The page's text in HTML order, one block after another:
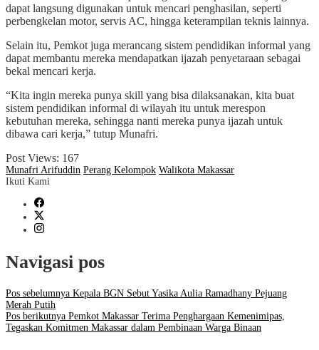
dapat langsung digunakan untuk mencari penghasilan, seperti
perbengkelan motor, servis AC, hingga keterampilan teknis lainnya.
Selain itu, Pemkot juga merancang sistem pendidikan informal yang
dapat membantu mereka mendapatkan ijazah penyetaraan sebagai
bekal mencari kerja.
“Kita ingin mereka punya skill yang bisa dilaksanakan, kita buat
sistem pendidikan informal di wilayah itu untuk merespon
kebutuhan mereka, sehingga nanti mereka punya ijazah untuk
dibawa cari kerja,” tutup Munafri.
Post Views: 167
Munafri Arifuddin Perang Kelompok Walikota Makassar
Ikuti Kami
Navigasi pos
Pos sebelumnya Kepala BGN Sebut Yasika Aulia Ramadhany Pejuang
Merah Putih
Pos berikutnya Pemkot Makassar Terima Penghargaan Kemenimipas,
Tegaskan Komitmen Makassar dalam Pembinaan Warga Binaan